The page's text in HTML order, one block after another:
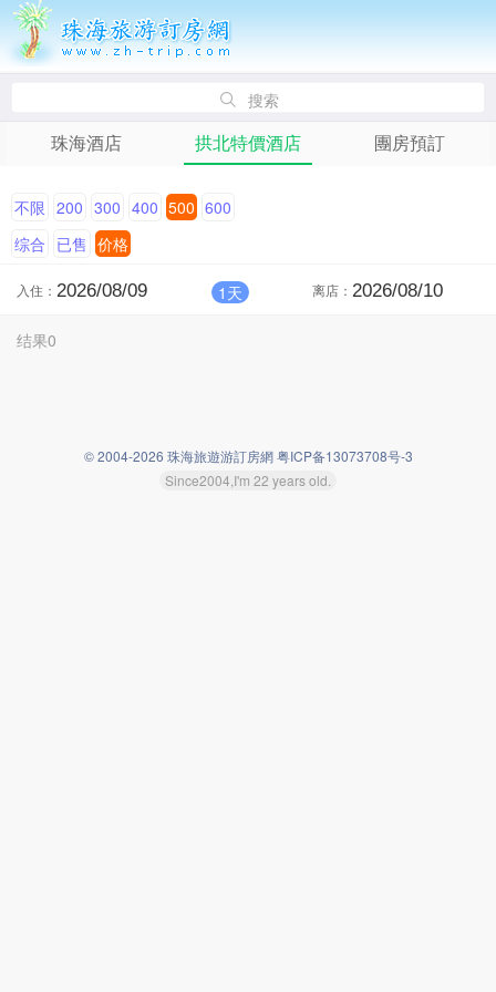
搜索
珠海酒店 拱北特價酒店 團房預訂
不限 200 300 400 500 600
综合 已售 价格
入住： 1天 离店：
结果0
© 2004-2026 珠海旅遊游訂房網 粤ICP备13073708号-3
Since2004,I'm 22 years old.